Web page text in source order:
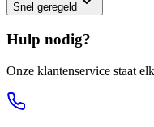
Snel geregeld
Hulp nodig?
Onze klantenservice staat